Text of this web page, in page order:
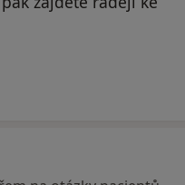
Hrůza